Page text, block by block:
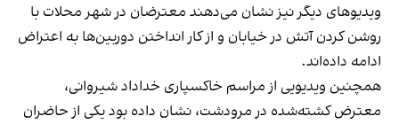
ویدیوهای دیگر نیز نشان می‌دهند معترضان در شهر محلات با
روشن کردن آتش در خیابان و از کار انداختن دوربین‌ها به اعتراض
ادامه داده‌اند.
همچنین ویدیویی از مراسم خاکسپاری خداداد شیروانی،
معترض کشته‌شده در مرودشت، نشان داده بود یکی از حاضران